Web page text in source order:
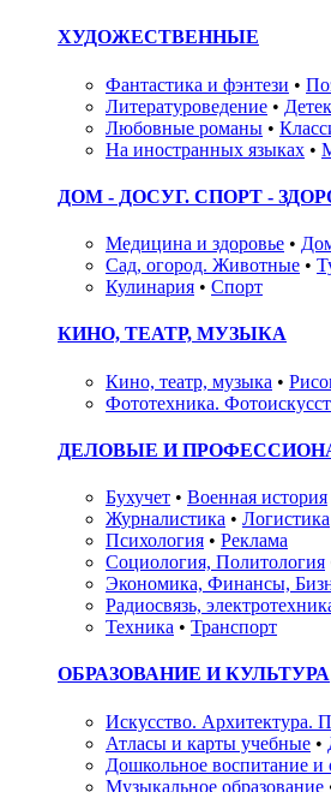
ХУДОЖЕСТВЕННЫЕ
Фантастика и фэнтези •
Литературоведение •
Любовные романы •
На иностранных языках •
ДОМ - ДОСУГ. СПОРТ -
Медицина и здоровье •
Сад, огород. Животные •
Кулинария • Спорт
КИНО, ТЕАТР, МУЗЫКА
Кино, театр, музыка •
Фототехника.
ДЕЛОВЫЕ И
Бухучет • Военная история
Журналистика • Логистика
Психология • Реклама
Социология, Политология
Экономика, Финансы,
Радиосвязь,
Техника • Транспорт
ОБРАЗОВАНИЕ И КУЛЬТУРА
Искусство. Архитектура.
Атласы и карты учебные •
Дошкольное воспитание и
Музыкальное образование